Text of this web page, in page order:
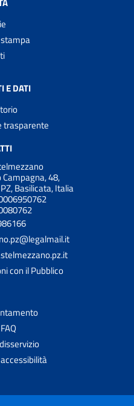
E DATI
trasparente
48,
Basilicata, Italia
con il Pubblico